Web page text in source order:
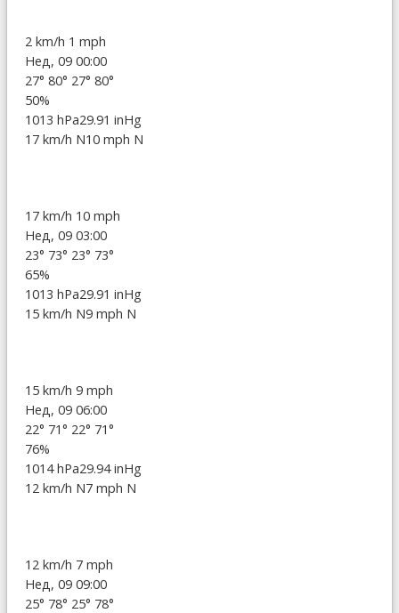
2 km/h 1 mph
Нед, 09 00:00
27° 80° 27° 80°
50%
1013 hPa29.91 inHg
17 km/h N10 mph N
17 km/h 10 mph
Нед, 09 03:00
23° 73° 23° 73°
65%
1013 hPa29.91 inHg
15 km/h N9 mph N
15 km/h 9 mph
Нед, 09 06:00
22° 71° 22° 71°
76%
1014 hPa29.94 inHg
12 km/h N7 mph N
12 km/h 7 mph
Нед, 09 09:00
25° 78° 25° 78°